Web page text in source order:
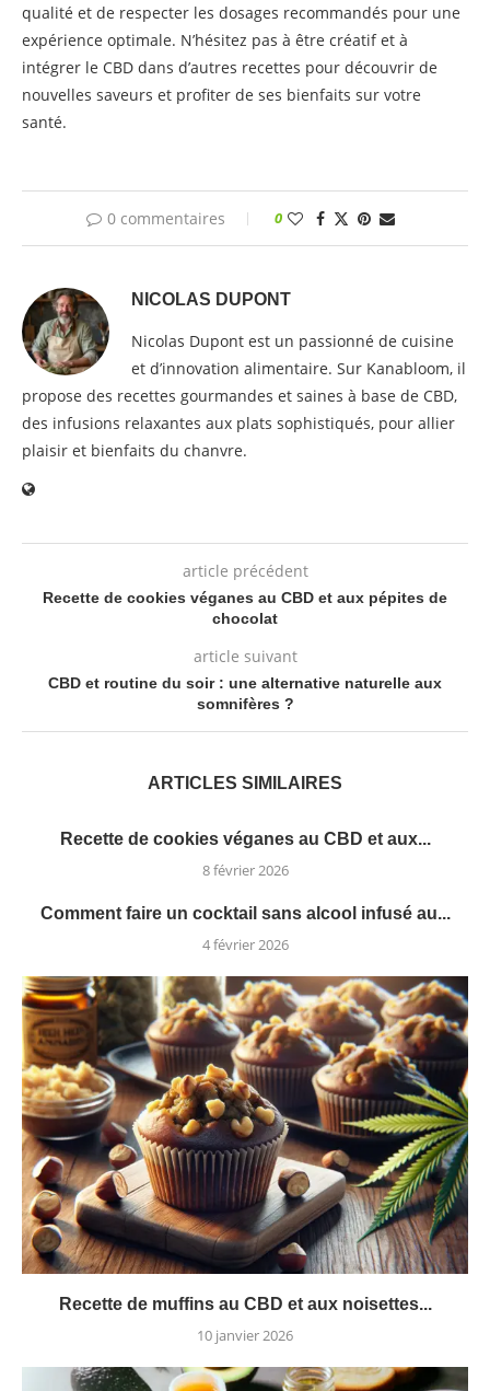
qualité et de respecter les dosages recommandés pour une
expérience optimale. N’hésitez pas à être créatif et à
intégrer le CBD dans d’autres recettes pour découvrir de
nouvelles saveurs et profiter de ses bienfaits sur votre
santé.
0 commentaires 0
NICOLAS DUPONT
Nicolas Dupont est un passionné de cuisine
et d’innovation alimentaire. Sur Kanabloom, il
propose des recettes gourmandes et saines à base de CBD,
des infusions relaxantes aux plats sophistiqués, pour allier
plaisir et bienfaits du chanvre.
article précédent
Recette de cookies véganes au CBD et aux pépites de
chocolat
article suivant
CBD et routine du soir : une alternative naturelle aux
somnifères ?
ARTICLES SIMILAIRES
Recette de cookies véganes au CBD et aux...
8 février 2026
Comment faire un cocktail sans alcool infusé au...
4 février 2026
Recette de muffins au CBD et aux noisettes...
10 janvier 2026